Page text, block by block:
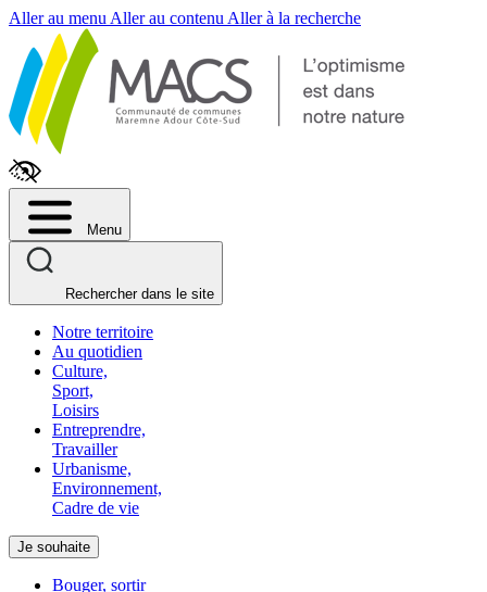
Aller au menu Aller au contenu Aller à la recherche
Menu
Rechercher dans le site
Notre territoire
Au quotidien
Culture,
Sport,
Loisirs
Entreprendre,
Travailler
Urbanisme,
Environnement,
Cadre de vie
Je souhaite
Bouger, sortir
Fenêtre
de
chat